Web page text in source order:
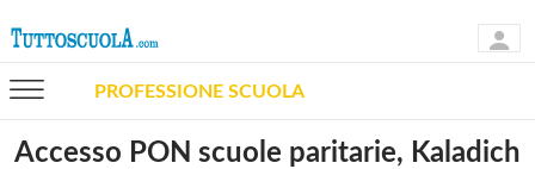
PROFESSIONE SCUOLA
Accesso PON scuole paritarie, Kaladich